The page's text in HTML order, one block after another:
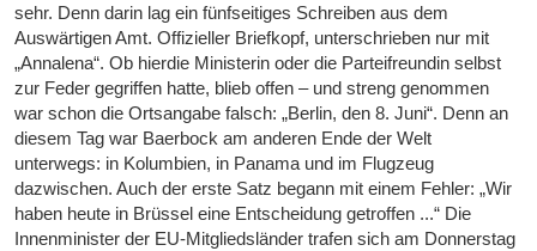
sehr. Denn darin lag ein fünfseitiges Schreiben aus dem
Auswärtigen Amt. Offizieller Briefkopf, unterschrieben nur mit
„Annalena“. Ob hierdie Ministerin oder die Parteifreundin selbst
zur Feder gegriffen hatte, blieb offen – und streng genommen
war schon die Ortsangabe falsch: „Berlin, den 8. Juni“. Denn an
diesem Tag war Baerbock am anderen Ende der Welt
unterwegs: in Kolumbien, in Panama und im Flugzeug
dazwischen. Auch der erste Satz begann mit einem Fehler: „Wir
haben heute in Brüssel eine Entscheidung getroffen ...“ Die
Innenminister der EU-Mitgliedsländer trafen sich am Donnerstag